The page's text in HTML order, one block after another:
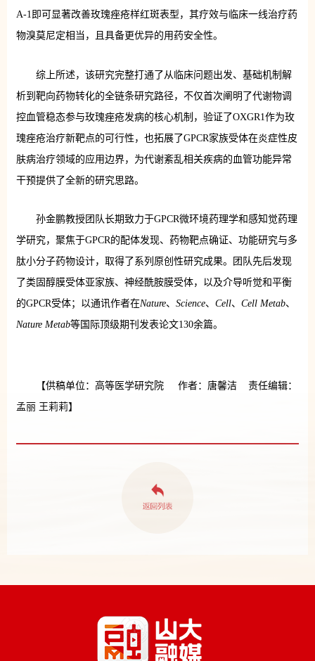
A-1即可显著改善玫瑰痤疮样红斑表型，其疗效与临床一线治疗药
物溴莫尼定相当，且具备更优异的用药安全性。
综上所述，该研究完整打通了从临床问题出发、基础机制解
析到靶向药物转化的全链条研究路径，不仅首次阐明了代谢物调
控血管稳态参与玫瑰痤疮发病的核心机制，验证了OXGR1作为玫
瑰痤疮治疗新靶点的可行性，也拓展了GPCR家族受体在炎症性皮
肤病治疗领域的应用边界，为代谢紊乱相关疾病的血管功能异常
干预提供了全新的研究思路。
孙金鹏教授团队长期致力于GPCR微环境药理学和感知觉药理
学研究，聚焦于GPCR的配体发现、药物靶点确证、功能研究与多
肽小分子药物设计，取得了系列原创性研究成果。团队先后发现
了类固醇膜受体亚家族、神经酰胺膜受体，以及介导听觉和平衡
的GPCR受体；以通讯作者在Nature、 Science、 Cell、 Cell Metab、
Nature Metab等国际顶级期刊发表论文130余篇。
【供稿单位：高等医学研究院 作者：唐馨洁 责任编辑：
孟丽 王莉莉】